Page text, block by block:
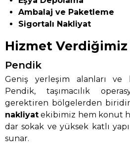
Ambalaj ve Paketleme
Sigortalı Nakliyat
Hizmet
Pendik
Geniş yerleşim alanları ve
Pendik, taşımacılık
gerektiren bölgelerden
nakliyat ekibimiz hem konut
dar sokak ve yüksek katlı
sunar.